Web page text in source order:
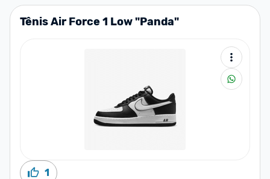
Tênis Air Force 1 Low "Panda"
1